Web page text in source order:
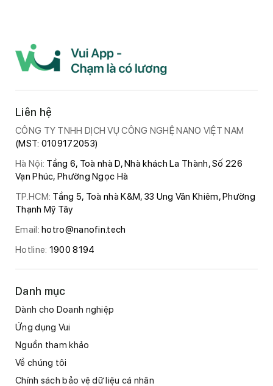
Liên hệ
CÔNG TY TNHH DỊCH VỤ CÔNG NGHỆ NANO VIỆT NAM
(MST: 0109172053)
Hà Nội: Tầng 6, Toà nhà D, Nhà khách La Thành, Số 226
Vạn Phúc, Phường Ngọc Hà
TP.HCM: Tầng 5, Toà nhà K&M, 33 Ung Văn Khiêm, Phường
Thạnh Mỹ Tây
Email: hotro@nanofin.tech
Hotline: 1900 8194
Danh mục
Dành cho Doanh nghiệp
Ứng dụng Vui
Nguồn tham khảo
Về chúng tôi
Chính sách bảo vệ dữ liệu cá nhân